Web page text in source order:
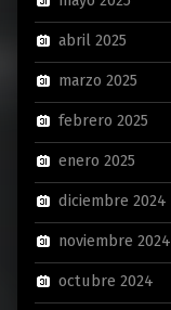
abril 2025
marzo 2025
febrero 2025
enero 2025
diciembre 2024
noviembre 2024
octubre 2024